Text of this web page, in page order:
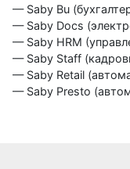
— Saby Bu
— Saby Docs
— Saby HRM
— Saby Staff
— Saby Retail
— Saby Presto